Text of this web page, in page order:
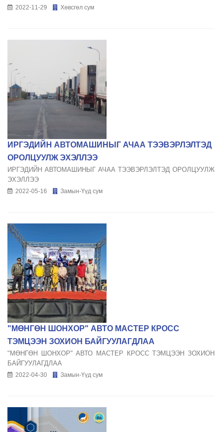
2022-11-29 Хөвсгөл сум
ИРГЭДИЙН АВТОМАШИНЫГ АЧАА ТЭЭВЭРЛЭЛТЭД
ОРОЛЦУУЛЖ ЭХЭЛЛЭЭ
ИРГЭДИЙН АВТОМАШИНЫГ АЧАА ТЭЭВЭРЛЭЛТЭД ОРОЛЦУУЛЖ
ЭХЭЛЛЭЭ
2022-05-16 Замын-Үүд сум
"МӨНГӨН ШОНХОР" АВТО МАСТЕР КРОСС
ТЭМЦЭЭН ЗОХИОН БАЙГУУЛАГДЛАА
"МӨНГӨН ШОНХОР" АВТО МАСТЕР КРОСС ТЭМЦЭЭН ЗОХИОН
БАЙГУУЛАГДЛАА
2022-04-30 Замын-Үүд сум